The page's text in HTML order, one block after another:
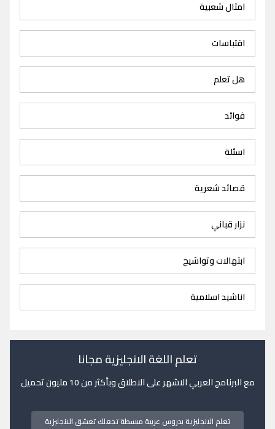
امثال شعبية
اقتباسات
هل تعلم
فوائد
اسئلة
قصائد شعرية
نزار قباني
ابتهالات وتواشيح
اناشيد اسلامية
تعلم اللغة الانجليزية مجانا
مع البرنامج العربي الاشهر على الاطلاق وبأكثر من 10 مليون تحميل
تعلم الانجليزية بدروس عربية مبسطة تجعلك تعشق الانجليزية